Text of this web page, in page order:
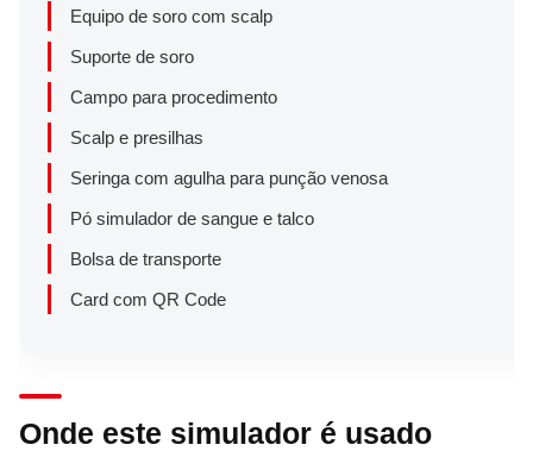
Equipo de soro com scalp
Suporte de soro
Campo para procedimento
Scalp e presilhas
Seringa com agulha para punção venosa
Pó simulador de sangue e talco
Bolsa de transporte
Card com QR Code
Onde este simulador é usado